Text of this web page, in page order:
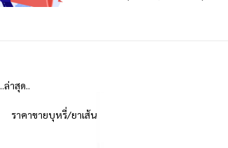
..ล่าสุด..
ราคาขายบุหรี่/ยาเส้น